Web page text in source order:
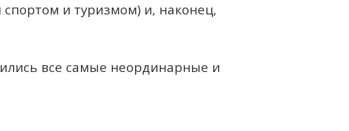
и туризмом) и, наконец,
все самые неординарные и